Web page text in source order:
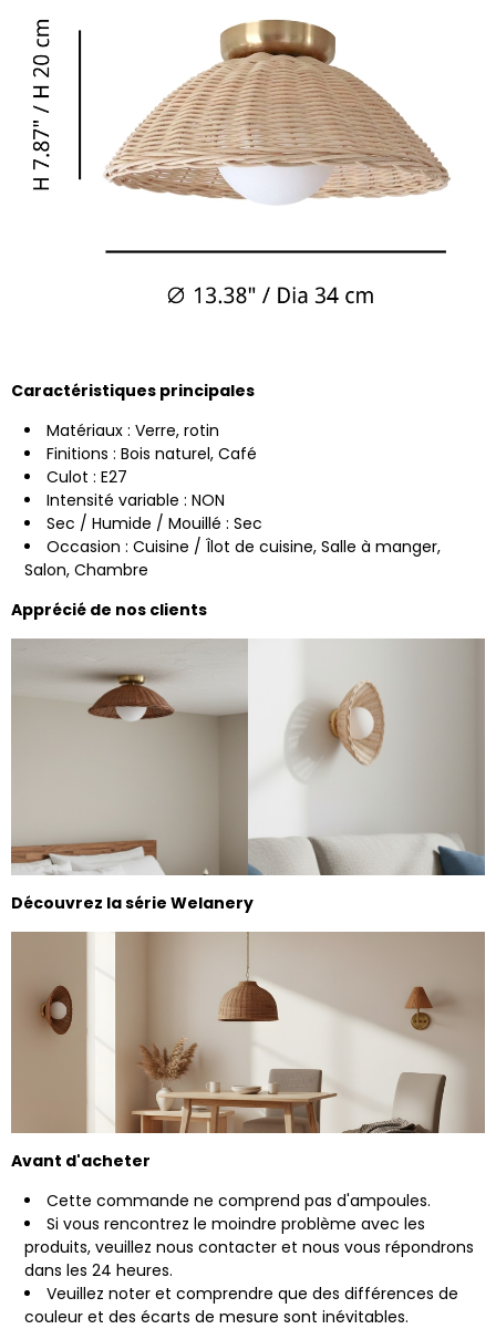
Caractéristiques principales
Matériaux : Verre, rotin
Finitions : Bois naturel, Café
Culot : E27
Intensité variable : NON
Sec / Humide / Mouillé : Sec
Occasion : Cuisine / Îlot de cuisine, Salle à manger,
Salon, Chambre
Apprécié de nos clients
Découvrez la série Welanery
Avant d'acheter
Cette commande ne comprend pas d'ampoules.
Si vous rencontrez le moindre problème avec les
produits, veuillez nous contacter et nous vous répondrons
dans les 24 heures.
Veuillez noter et comprendre que des différences de
couleur et des écarts de mesure sont inévitables.